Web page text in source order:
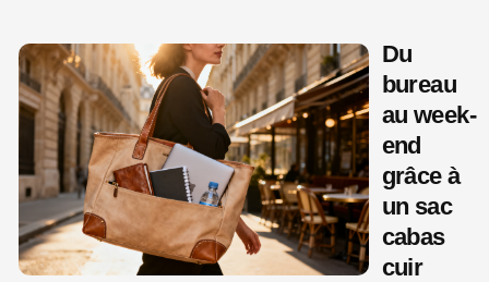
Du
bureau
au week-
end
grâce à
un sac
cabas
cuir